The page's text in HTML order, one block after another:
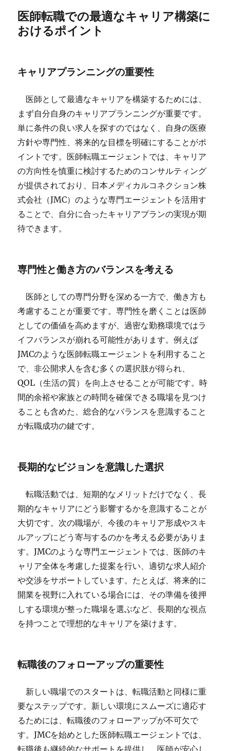
医師転職での最適なキャリア構築に
おけるポイント
キャリアプランニングの重要性
医師として最適なキャリアを構築するためには、
まず自分自身のキャリアプランニングが重要です。
単に条件の良い求人を探すのではなく、自身の医療
方針や専門性、将来的な目標を明確にすることがポ
イントです。医師転職エージェントでは、キャリア
の方向性を慎重に検討するためのコンサルティング
が提供されており、日本メディカルコネクション株
式会社（JMC）のような専門エージェントを活用す
ることで、自分に合ったキャリアプランの実現が期
待できます。
専門性と働き方のバランスを考える
医師としての専門分野を深める一方で、働き方も
考慮することが重要です。専門性を磨くことは医師
としての価値を高めますが、過密な勤務環境ではラ
イフバランスが崩れる可能性があります。例えば
JMCのような医師転職エージェントを利用すること
で、非公開求人を含む多くの選択肢が得られ、
QOL（生活の質）を向上させることが可能です。時
間的余裕や家族との時間を確保できる職場を見つけ
ることも含めた、総合的なバランスを意識すること
が転職成功の鍵です。
長期的なビジョンを意識した選択
転職活動では、短期的なメリットだけでなく、長
期的なキャリアにどう影響するかを意識することが
大切です。次の職場が、今後のキャリア形成やスキ
ルアップにどう寄与するのかを考える必要がありま
す。JMCのような専門エージェントでは、医師のキ
ャリア全体を考慮した提案を行い、適切な求人紹介
や交渉をサポートしています。たとえば、将来的に
開業を視野に入れている場合には、その準備を後押
しする環境が整った職場を選ぶなど、長期的な視点
を持つことで理想的なキャリアを築けます。
転職後のフォローアップの重要性
新しい職場でのスタートは、転職活動と同様に重
要なステップです。新しい環境にスムーズに適応す
るためには、転職後のフォローアップが不可欠で
す。JMCを始めとした医師転職エージェントでは、
転職後も継続的なサポートを提供し、医師が安心し